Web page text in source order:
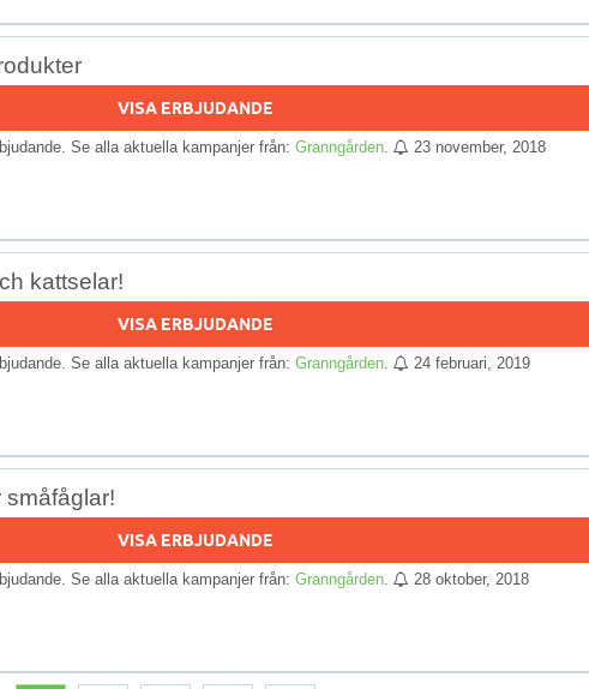
VISA ERBJUDANDE
Se alla aktuella kampanjer från: Granngården 23 november, 2018
kattselar!
VISA ERBJUDANDE
Se alla aktuella kampanjer från: Granngården 24 februari, 2019
småfåglar!
VISA ERBJUDANDE
Se alla aktuella kampanjer från: Granngården 28 oktober, 2018